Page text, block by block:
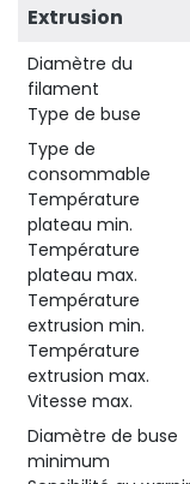
Extrusion
Diamètre du
filament
Type de buse
Type de
consommable
Température
plateau min.
Température
plateau max.
Température
extrusion min.
Température
extrusion max.
Vitesse max.
Diamètre de buse
minimum